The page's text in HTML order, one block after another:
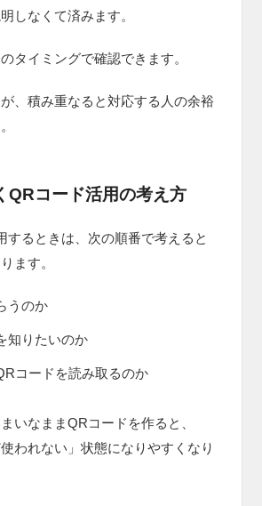
しなくて済みます。
タイミングで確認できます。
、積み重なると対応する人の余裕
QRコード活用の考え方
するときは、次の順番で考えると
ます。
うのか
知りたいのか
コードを読み取るのか
いなままQRコードを作ると、
使われない」状態になりやすくなり